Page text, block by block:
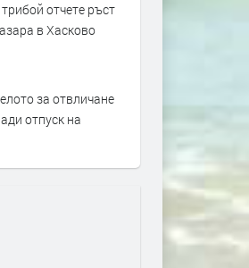
отчете ръст
в Хасково
за отвличане
отпуск на